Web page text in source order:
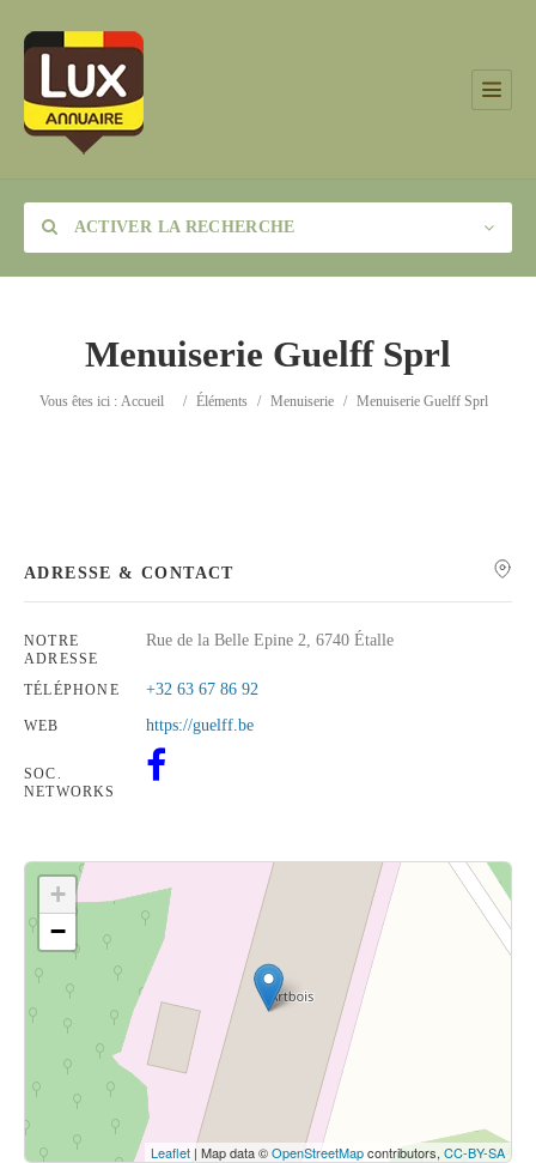
ACTIVER LA RECHERCHE
Catégorie
Menuiserie Guelff Sprl
Vous êtes ici : Accueil / Éléments / Menuiserie / Menuiserie Guelff Sprl
ADRESSE & CONTACT
NOTRE
ADRESSE
Rue de la Belle Epine 2, 6740 Étalle
TÉLÉPHONE +32 63 67 86 92
WEB https://guelff.be
SOC.
NETWORKS
Cliquez sur le bouton pour afficher la carte.
Voir la carte
+
−
Leaflet | Map data ©OpenStreetMapcontributors, CC-BY-SA